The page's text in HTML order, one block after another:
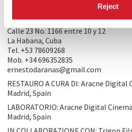
Reject
PRODUZIONE 2: Ester Masero – ICAIC
Calle 23 No. 1166 entre 10 y 12
La Habana, Cuba
Tel. +53 78609268
Mob. +34 696352835
ernestodaranas@gmail.com
RESTAURO A CURA DI: Aracne Digital
Madrid, Spain
LABORATORIO: Aracne Digital Cinema
Madrid, Spain